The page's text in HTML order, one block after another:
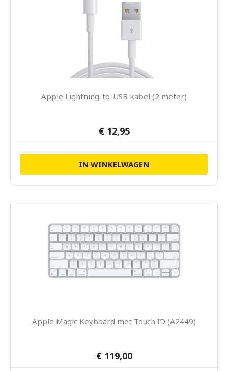
Apple Lightning-to-USB kabel (2 meter)
€ 12,95
IN WINKELWAGEN
Apple Magic Keyboard met Touch ID (A2449)
€ 119,00